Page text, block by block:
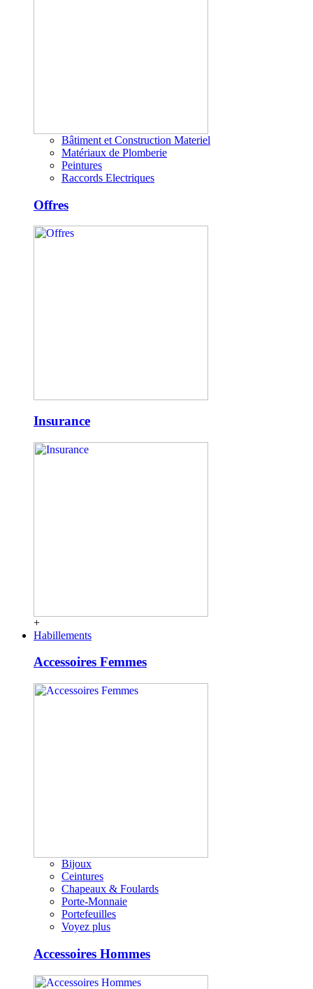
Bâtiment et Construction Materiel
Matériaux de Plomberie
Peintures
Raccords Electriques
Offres
Insurance
+
Habillements
Accessoires Femmes
Bijoux
Ceintures
Chapeaux & Foulards
Porte-Monnaie
Portefeuilles
Voyez plus
Accessoires Hommes